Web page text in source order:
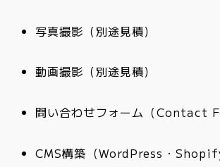
写真撮影（別途見積）
動画撮影（別途見積）
問い合わせフォーム（Contact
CMS構築（WordPress・